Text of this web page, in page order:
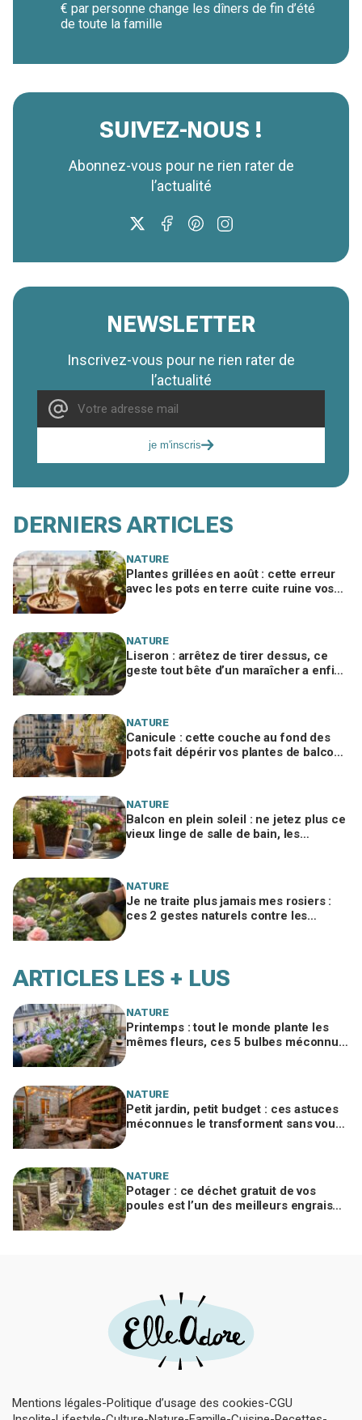
€ par personne change les dîners de fin d’été
de toute la famille
SUIVEZ-NOUS !
Abonnez-vous pour ne rien rater de
l’actualité
NEWSLETTER
Inscrivez-vous pour ne rien rater de
l’actualité
je m'inscris
DERNIERS ARTICLES
NATURE
Plantes grillées en août : cette erreur
avec les pots en terre cuite ruine vos
NATURE
Liseron : arrêtez de tirer dessus, ce
geste tout bête d’un maraîcher a enfin
NATURE
Canicule : cette couche au fond des
pots fait dépérir vos plantes de balcon,
NATURE
Balcon en plein soleil : ne jetez plus ce
vieux linge de salle de bain, les
NATURE
Je ne traite plus jamais mes rosiers :
ces 2 gestes naturels contre les
ARTICLES LES + LUS
NATURE
Printemps : tout le monde plante les
mêmes fleurs, ces 5 bulbes méconnus
NATURE
Petit jardin, petit budget : ces astuces
méconnues le transforment sans vous
NATURE
Potager : ce déchet gratuit de vos
poules est l’un des meilleurs engrais
Mentions légales Politique d’usage des cookies CGU